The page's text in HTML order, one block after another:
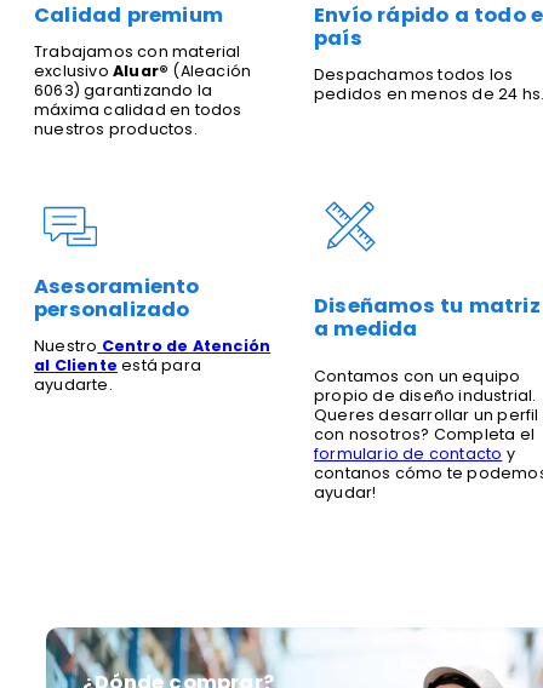
Calidad premium
Trabajamos con material
exclusivo Aluar® (Aleación
6063) garantizando la
máxima calidad en todos
nuestros productos.
Envío rápido a todo
país
Despachamos todos los
pedidos en menos de 24
Asesoramiento
personalizado
Nuestro Centro de Atención
al Cliente está para
ayudarte.
Diseñamos tu matriz
a medida
Contamos con un equipo
propio de diseño industrial.
Queres desarrollar un perfil
con nosotros? Completa el
formulario de contacto y
contanos cómo te
ayudar!
¿Dónde comprar?